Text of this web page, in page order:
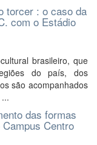
torcer : o caso da
com o Estádio
brasileiro, que
do país, dos
são acompanhados
das formas
Centro